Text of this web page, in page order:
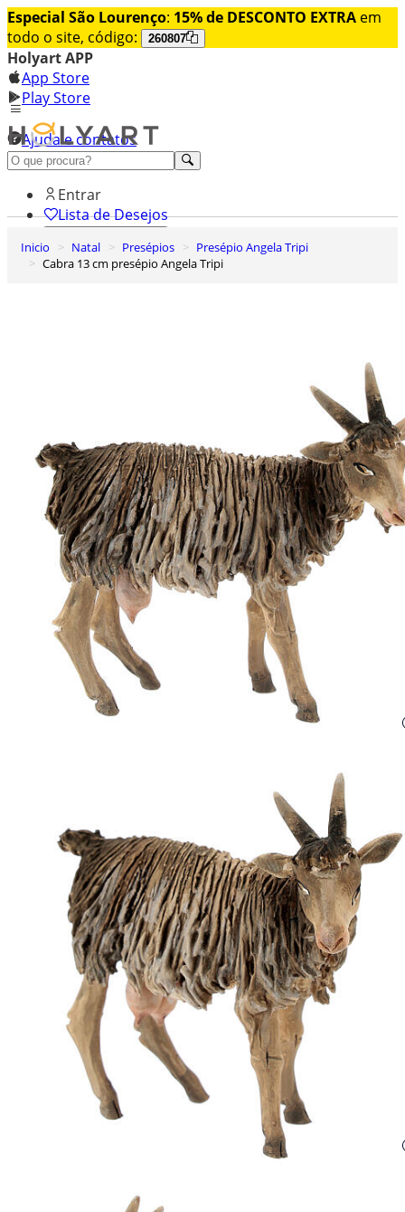
Especial São Lourenço: 15% de DESCONTO EXTRA em
todo o site, código:
260807
Holyart APP
App Store
Play Store
Ajuda e contatos
Conheça premium
Entrar
Lista de Desejos
Carrinho de Compras
Inicio Natal Presépios
Presépio Angela Tripi
Cabra 13 cm presépio Angela Tripi